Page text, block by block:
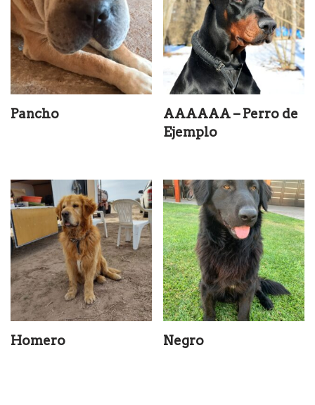
Pancho
AAAAAA – Perro de
Ejemplo
Homero Negro